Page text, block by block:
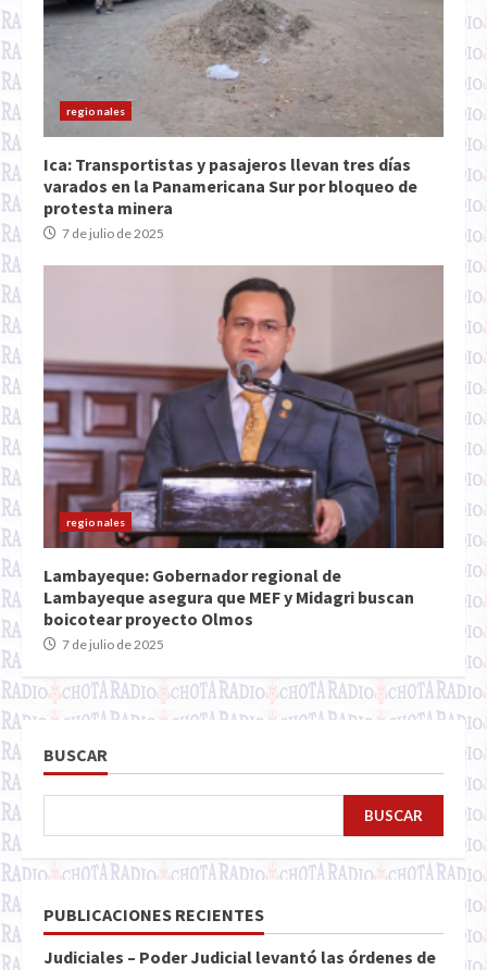
regionales
Ica: Transportistas y pasajeros llevan tres días
varados en la Panamericana Sur por bloqueo de
protesta minera
7 de julio de 2025
regionales
Lambayeque: Gobernador regional de
Lambayeque asegura que MEF y Midagri buscan
boicotear proyecto Olmos
7 de julio de 2025
BUSCAR
BUSCAR
PUBLICACIONES RECIENTES
Judiciales – Poder Judicial levantó las órdenes de